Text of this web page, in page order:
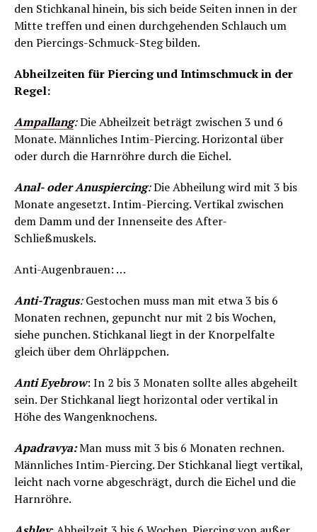
den Stichkanal hinein, bis sich beide Seiten innen in der
Mitte treffen und einen durchgehenden Schlauch um
den Piercings-Schmuck-Steg bilden.
Abheilzeiten für Piercing und Intimschmuck in der
Regel:
Ampallang:Die Abheilzeit beträgt zwischen 3 und 6
Monate. Männliches Intim-Piercing. Horizontal über
oder durch die Harnröhre durch die Eichel.
Anal- oder Anuspiercing:Die Abheilung wird mit 3 bis
Monate angesetzt. Intim-Piercing. Vertikal zwischen
dem Damm und der Innenseite des After-
Schließmuskels.
Anti-Augenbrauen: …
Anti-Tragus:Gestochen muss man mit etwa 3 bis 6
Monaten rechnen, gepuncht nur mit 2 bis Wochen,
siehe punchen. Stichkanal liegt in der Knorpelfalte
gleich über dem Ohrläppchen.
Anti Eyebrow: In 2 bis 3 Monaten sollte alles abgeheilt
sein. Der Stichkanal liegt horizontal oder vertikal in
Höhe des Wangenknochens.
Apadravya:Man muss mit 3 bis 6 Monaten rechnen.
Männliches Intim-Piercing. Der Stichkanal liegt vertikal,
leicht nach vorne abgeschrägt, durch die Eichel und die
Harnröhre.